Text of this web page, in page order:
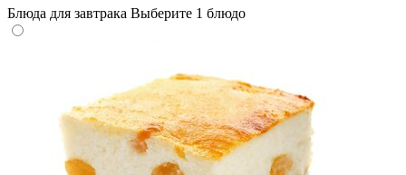
Блюда для завтрака Выберите 1 блюдо